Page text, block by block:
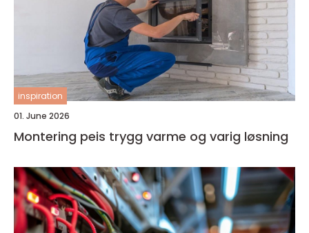
inspiration
01. June 2026
Montering peis trygg varme og varig løsning